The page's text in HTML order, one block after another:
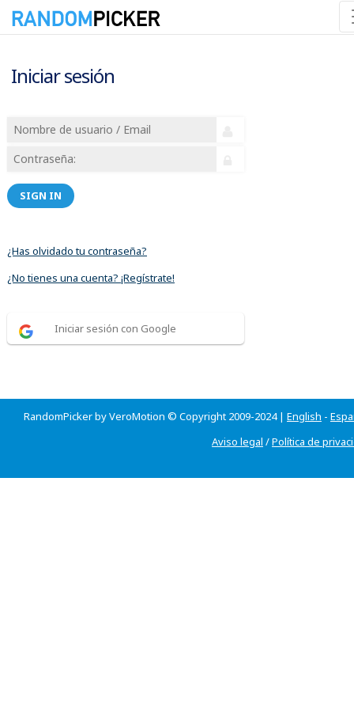
Iniciar sesión
SIGN IN
¿Has olvidado tu contraseña?
¿No tienes una cuenta? ¡Regístrate!
Iniciar sesión con Google
RandomPicker by VeroMotion © Copyright 2009-2024 | English -
Aviso legal /Política de